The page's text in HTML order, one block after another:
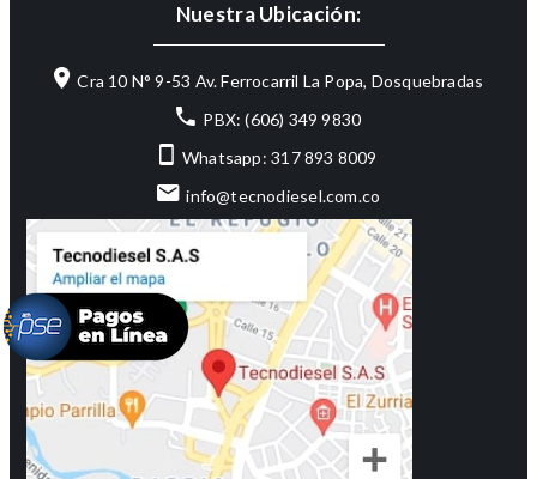
Nuestra Ubicación:
Cra 10 N° 9-53 Av. Ferrocarril La Popa, Dosquebradas
PBX: (606) 349 9830
Whatsapp: 317 893 8009
info@tecnodiesel.com.co